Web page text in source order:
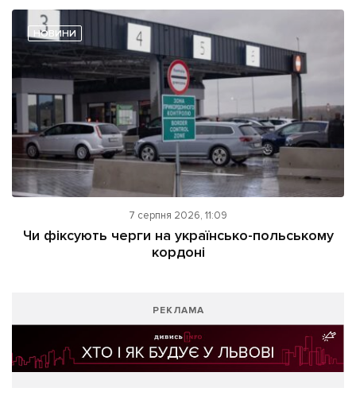
НОВИНИ
7 серпня 2026, 11:09
Чи фіксують черги на українсько-польському
кордоні
РЕКЛАМА